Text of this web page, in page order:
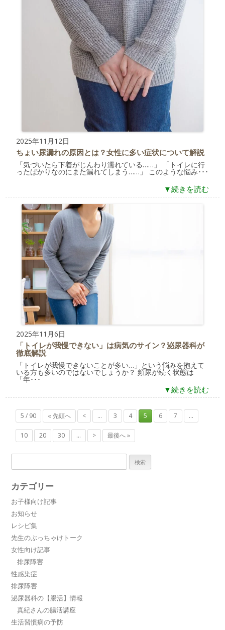
2025年11月12日
ちょい尿漏れの原因とは？女性に多い症状について解説
「気づいたら下着がじんわり濡れている……」 「トイレに行
ったばかりなのにまた漏れてしまう……」 このような悩み･･･
▼続きを読む
2025年11月6日
「トイレが我慢できない」は病気のサイン？泌尿器科が
徹底解説
「トイレが我慢できないことが多い…」という悩みを抱えて
いる方も多いのではないでしょうか？ 頻尿が続く状態は
「年･･･
▼続きを読む
5 / 90 « 先頭へ < ... 3 4 5 6 7 ...
10 20 30 ... > 最後へ »
索:
カテゴリー
お子様向け記事
お知らせ
レシピ集
先生のぶっちゃけトーク
女性向け記事
排尿障害
性感染症
排尿障害
泌尿器科の【腸活】情報
真紀さんの腸活講座
生活習慣病の予防